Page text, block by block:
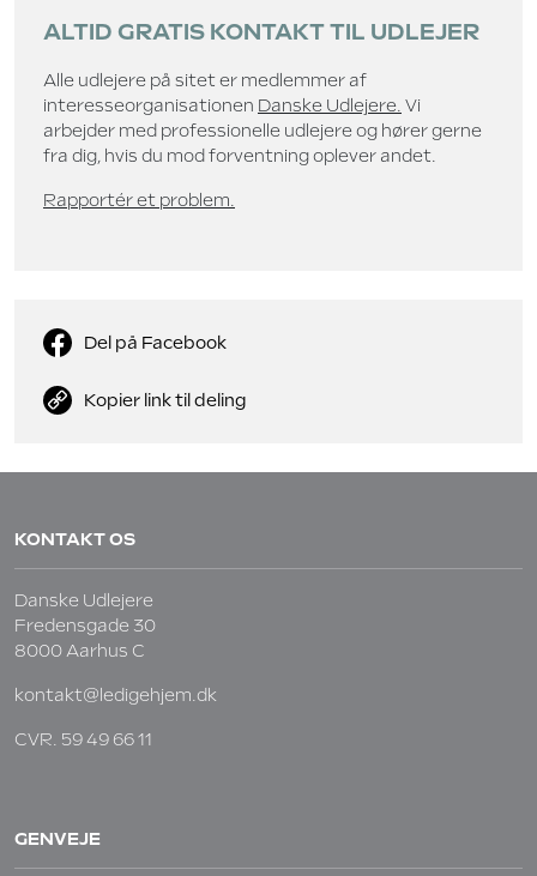
ALTID GRATIS KONTAKT TIL UDLEJER
Alle udlejere på sitet er medlemmer af
interesseorganisationen Danske Udlejere. Vi
arbejder med professionelle udlejere og hører gerne
fra dig, hvis du mod forventning oplever andet.
Rapportér et problem.
Del på Facebook
Kopier link til deling
KONTAKT OS
Danske Udlejere
Fredensgade 30
8000 Aarhus C
kontakt@ledigehjem.dk
CVR. 59 49 66 11
GENVEJE